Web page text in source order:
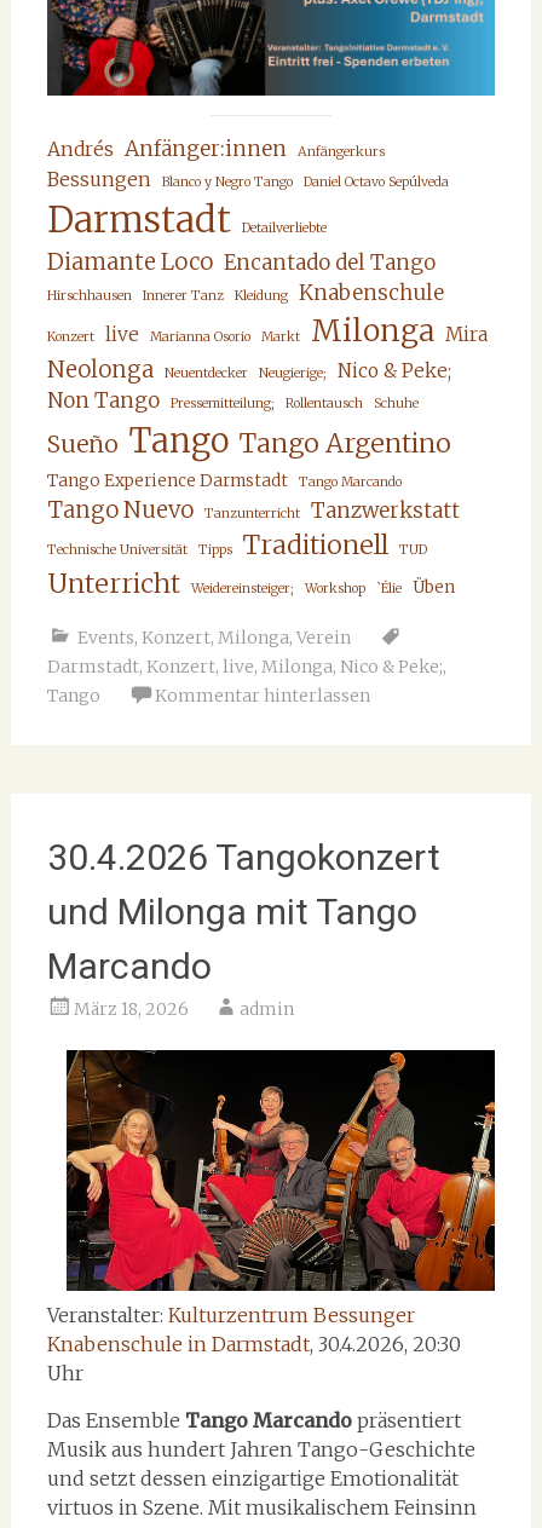
Andrés Anfänger:innen Anfängerkurs
Bessungen Blanco y Negro Tango Daniel Octavo Sepúlveda
Darmstadt Detailverliebte
Diamante Loco Encantado del Tango
Hirschhausen Innerer Tanz Kleidung Knabenschule
Konzert live Marianna Osorio Markt Milonga Mira
Neolonga Neuentdecker Neugierige; Nico & Peke;
Non Tango Pressemitteilung; Rollentausch Schuhe
Sueño Tango Tango Argentino
Tango Experience Darmstadt Tango Marcando
Tango Nuevo Tanzunterricht Tanzwerkstatt
Technische Universität Tipps Traditionell TUD
Unterricht Weidereinsteiger; Workshop `Élie Üben
Events, Konzert, Milonga, Verein
Darmstadt, Konzert, live, Milonga, Nico & Peke;,
Tango
Kommentar hinterlassen
30.4.2026 Tangokonzert
und Milonga mit Tango
Marcando
März 18, 2026 admin
Veranstalter: Kulturzentrum Bessunger
Knabenschule in Darmstadt, 30.4.2026, 20:30
Uhr
Das Ensemble Tango Marcando präsentiert
Musik aus hundert Jahren Tango-Geschichte
und setzt dessen einzigartige Emotionalität
virtuos in Szene. Mit musikalischem Feinsinn